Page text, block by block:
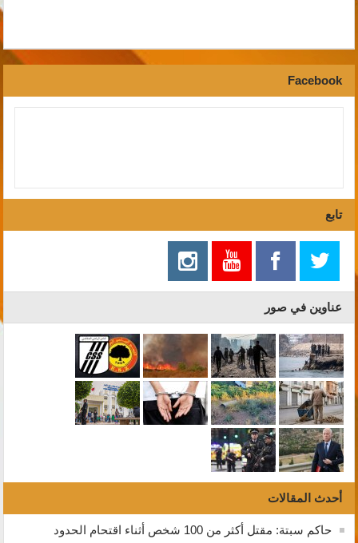
Facebook
تابع
عناوين في صور
أحدث المقالات
حاكم سبتة: مقتل أكثر من 100 شخص أثناء اقتحام الحدود